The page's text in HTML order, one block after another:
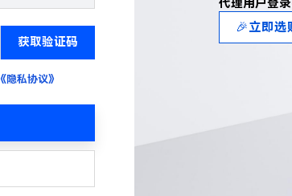
获取验证码
《隐私协议》
代理用户登
🎉立即选